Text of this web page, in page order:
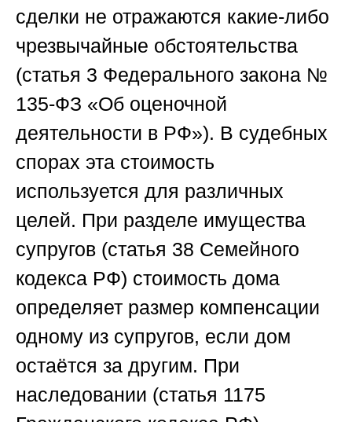
сделки не отражаются какие-либо
чрезвычайные обстоятельства
(статья 3 Федерального закона №
135-ФЗ «Об оценочной
деятельности в РФ»). В судебных
спорах эта стоимость
используется для различных
целей. При разделе имущества
супругов (статья 38 Семейного
кодекса РФ) стоимость дома
определяет размер компенсации
одному из супругов, если дом
остаётся за другим. При
наследовании (статья 1175